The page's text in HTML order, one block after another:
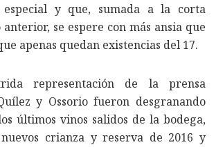
especial y que, sumada a la corta
anterior, se espere con más ansia que
apenas quedan existencias del 17.
representación de la prensa
y Ossorio fueron desgranando
últimos vinos salidos de la bodega,
crianza y reserva de 2016 y